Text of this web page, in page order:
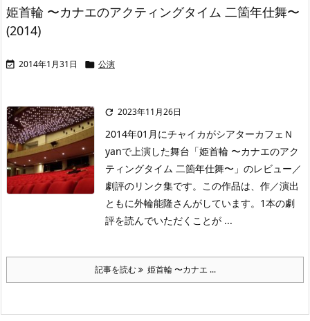
姫首輪 〜カナエのアクティングタイム 二箇年仕舞〜
(2014)
 2014年1月31日  公演
 2023年11月26日
2014年01月にチャイカがシアターカフェＮ
yanで上演した舞台「姫首輪 〜カナエのアク
ティングタイム 二箇年仕舞〜」のレビュー／
劇評のリンク集です。この作品は、作／演出
ともに外輪能隆さんがしています。1本の劇
評を読んでいただくことが ...
記事を読む 姫首輪 〜カナエ ...